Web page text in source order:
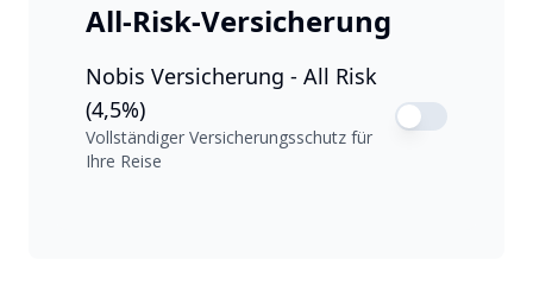
All-Risk-Versicherung
Nobis Versicherung - All Risk
(4,5%)
Vollständiger Versicherungsschutz für
Ihre Reise